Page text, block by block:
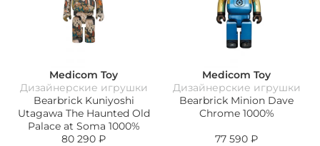
Medicom Toy
Дизайнерские игрушки
Bearbrick Kuniyoshi
Utagawa The Haunted Old
Palace at Soma 1000%
80 290 ₽
Medicom Toy
Дизайнерские игрушки
Bearbrick Minion Dave
Chrome 1000%
77 590 ₽